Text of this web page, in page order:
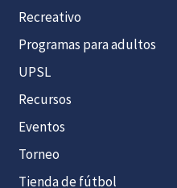
Recreativo
Programas para adultos
UPSL
Recursos
Eventos
Torneo
Tienda de fútbol